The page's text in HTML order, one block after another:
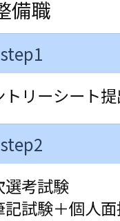
備職
step1
リーシート提
step2
選考試験
試験＋個人